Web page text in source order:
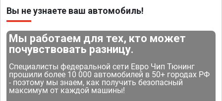
Вы не узнаете ваш автомобиль!
Мы работаем для тех, кто может
почувствовать разницу.
Специалисты федеральной сети Евро Чип Тюнинг
прошили более 10 000 автомобилей в 50+ городах РФ
- поэтому мы знаем, как получить безопасный
максимум от каждой машины!